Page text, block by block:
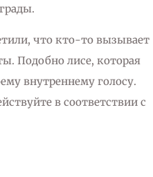
что кто-то вызывает
Подобно лисе, которая
внутреннему голосу.
в соответствии с